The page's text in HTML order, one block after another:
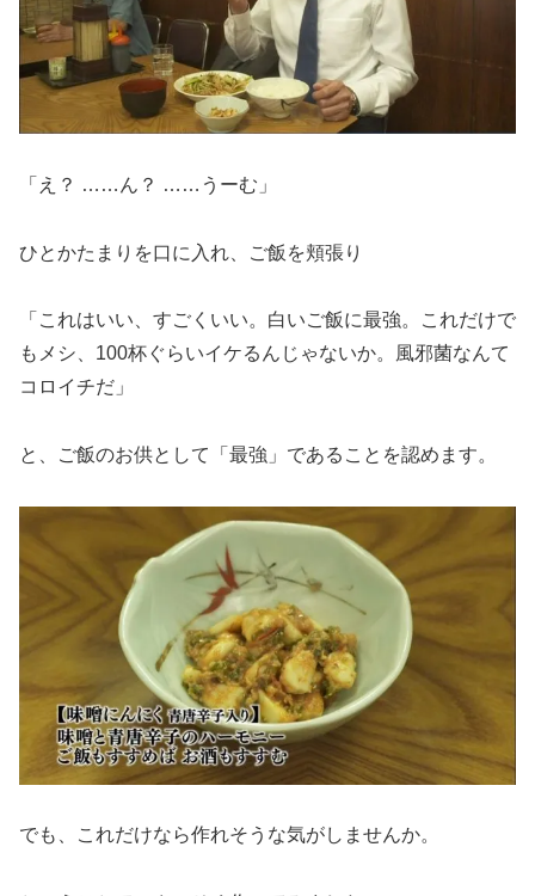
「え？ ……ん？ ……うーむ」
ひとかたまりを口に入れ、ご飯を頬張り
「これはいい、すごくいい。白いご飯に最強。これだけで
もメシ、100杯ぐらいイケるんじゃないか。風邪菌なんて
コロイチだ」
と、ご飯のお供として「最強」であることを認めます。
でも、これだけなら作れそうな気がしませんか。